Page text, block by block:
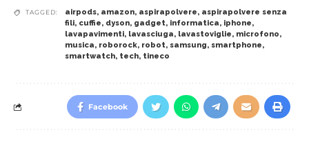
TAGGED: airpods, amazon, aspirapolvere, aspirapolvere senza
fili, cuffie, dyson, gadget, informatica, iphone,
lavapavimenti, lavasciuga, lavastoviglie, microfono,
musica, roborock, robot, samsung, smartphone,
smartwatch, tech, tineco
Facebook